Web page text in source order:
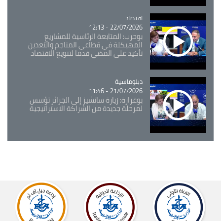
Catégorie
اقتصاد
22/07/2026 - 12:13
بوحرب: المتابعة الرئاسية للمشاريع
المهيكلة في قطاعي المناجم والتعدين
تأكيد على المضي قدما لتنويع الاقتصاد
Catégorie
دبلوماسية
21/07/2026 - 11:46
بوغرارة: زيارة سانشيز إلى الجزائر تؤسس
لمرحلة جديدة من الشراكة الاستراتيجية